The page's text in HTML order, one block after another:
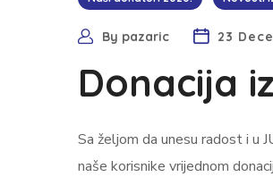
By pazaric 23
Donacija
Sa željom da unesu radost i u
naše korisnike vrijednom